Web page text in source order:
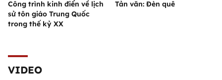
Công trình kinh điển về lịch
sử tôn giáo Trung Quốc
trong thế kỷ XX
Tản văn: Đèn quê
VIDEO